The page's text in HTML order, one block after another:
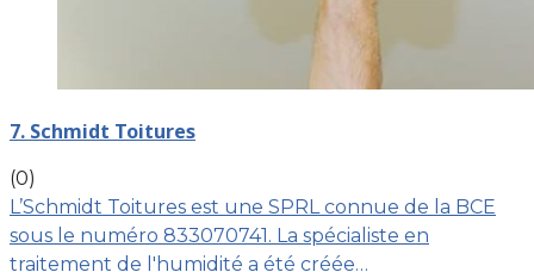
7. Schmidt Toitures
(0)
L’Schmidt Toitures est une SPRL connue de la BCE
sous le numéro 833070741. La spécialiste en
traitement de l'humidité a été créée…